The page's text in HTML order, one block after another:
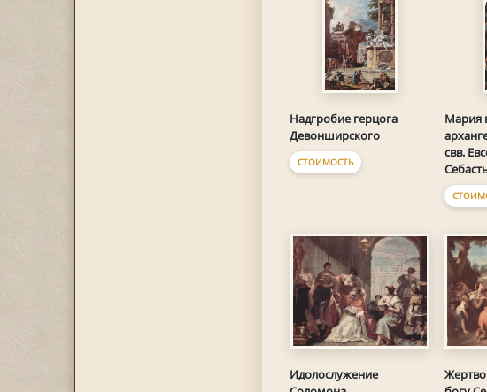
Надгробие герцога
Девонширского
СТОИМОСТЬ
Мария
свв.
Идолослужение